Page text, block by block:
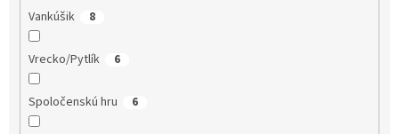
Vankúšik 8
Vrecko/Pytlík 6
Spoločenskú hru 6